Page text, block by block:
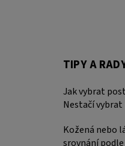
TIPY A
Jak vybrat
Nestačí vybrat
Kožená nebo
srovnání